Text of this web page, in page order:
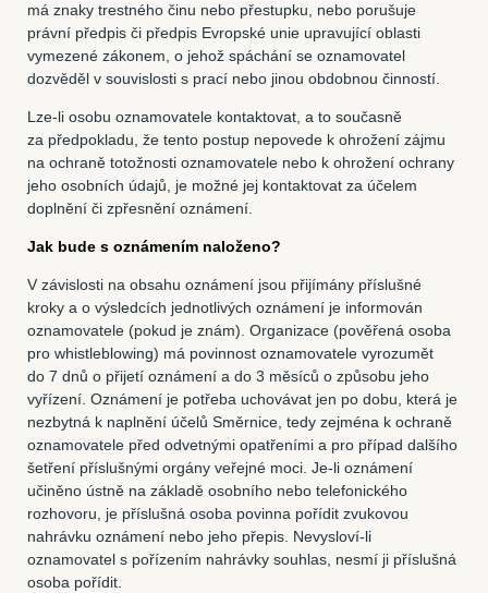
má znaky trestného činu nebo přestupku, nebo porušuje
právní předpis či předpis Evropské unie upravující oblasti
vymezené zákonem, o jehož spáchání se oznamovatel
dozvěděl v souvislosti s prací nebo jinou obdobnou činností.
Lze-li osobu oznamovatele kontaktovat, a to současně
za předpokladu, že tento postup nepovede k ohrožení zájmu
na ochraně totožnosti oznamovatele nebo k ohrožení ochrany
jeho osobních údajů, je možné jej kontaktovat za účelem
doplnění či zpřesnění oznámení.
Jak bude s oznámením naloženo?
V závislosti na obsahu oznámení jsou přijímány příslušné
kroky a o výsledcích jednotlivých oznámení je informován
oznamovatele (pokud je znám). Organizace (pověřená osoba
pro whistleblowing) má povinnost oznamovatele vyrozumět
do 7 dnů o přijetí oznámení a do 3 měsíců o způsobu jeho
vyřízení. Oznámení je potřeba uchovávat jen po dobu, která je
nezbytná k naplnění účelů Směrnice, tedy zejména k ochraně
oznamovatele před odvetnými opatřeními a pro případ dalšího
šetření příslušnými orgány veřejné moci. Je-li oznámení
učiněno ústně na základě osobního nebo telefonického
rozhovoru, je příslušná osoba povinna pořídit zvukovou
nahrávku oznámení nebo jeho přepis. Nevysloví-li
oznamovatel s pořízením nahrávky souhlas, nesmí ji příslušná
osoba pořídit.